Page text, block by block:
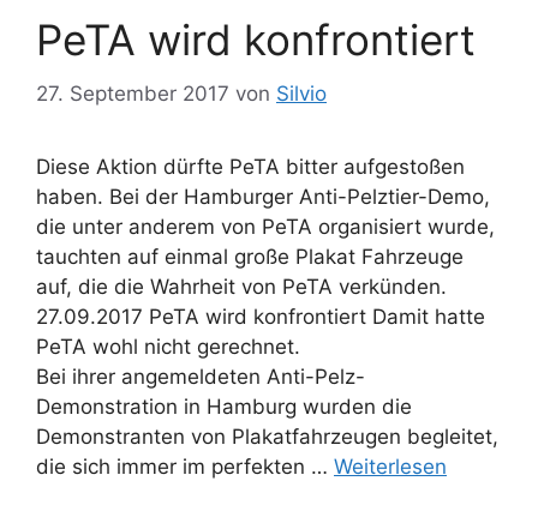
i
e
n
w
r
e
r
PeTA wird konfrontiert
27. September 2017 von Silvio
Diese Aktion dürfte PeTA bitter aufgestoßen
haben. Bei der Hamburger Anti-Pelztier-Demo,
die unter anderem von PeTA organisiert wurde,
tauchten auf einmal große Plakat Fahrzeuge
auf, die die Wahrheit von PeTA verkünden.
27.09.2017 PeTA wird konfrontiert Damit hatte
PeTA wohl nicht gerechnet.
Bei ihrer angemeldeten Anti-Pelz-
Demonstration in Hamburg wurden die
Demonstranten von Plakatfahrzeugen begleitet,
die sich immer im perfekten … Weiterlesen